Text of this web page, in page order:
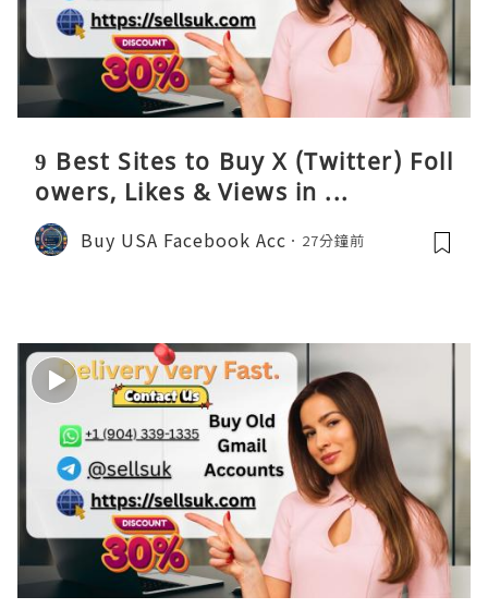
9 Best Sites to Buy X (Twitter) Foll
owers, Likes & Views in ...
Buy USA Facebook Acc 27分鐘前